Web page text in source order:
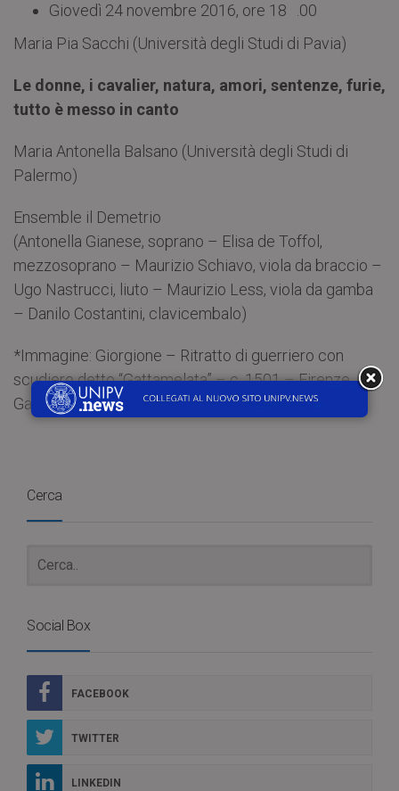
Giovedì 24 novembre 2016, ore 18 .00
Maria Pia Sacchi (Università degli Studi di Pavia)
Le donne, i cavalier, natura, amori, sentenze, furie,
tutto è messo in canto
Maria Antonella Balsano (Università degli Studi di
Palermo)
Ensemble il Demetrio
(Antonella Gianese, soprano – Elisa de Toffol,
mezzosoprano – Maurizio Schiavo, viola da braccio –
Ugo Nastrucci, liuto – Maurizio Less, viola da gamba
– Danilo Costantini, clavicembalo)
*Immagine: Giorgione – Ritratto di guerriero con
scudiero detto “Gattamelata” – c. 1501 – Firenze,
Galleria degli Uffizi
Cerca
Social Box
FACEBOOK
TWITTER
LINKEDIN